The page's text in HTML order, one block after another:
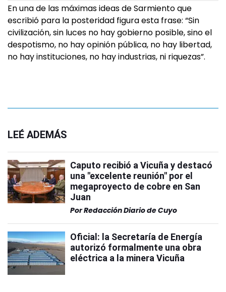
En una de las máximas ideas de Sarmiento que
escribió para la posteridad figura esta frase: “Sin
civilización, sin luces no hay gobierno posible, sino el
despotismo, no hay opinión pública, no hay libertad,
no hay instituciones, no hay industrias, ni riquezas”.
LEÉ ADEMÁS
Caputo recibió a Vicuña y destacó
una "excelente reunión" por el
megaproyecto de cobre en San
Juan
PorRedacción Diario de Cuyo
Oficial: la Secretaría de Energía
autorizó formalmente una obra
eléctrica a la minera Vicuña